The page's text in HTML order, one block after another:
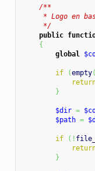
/**
* Logo en
     */
public
{
global
if (empty(
}
$dir =
$path =
if ( !
}